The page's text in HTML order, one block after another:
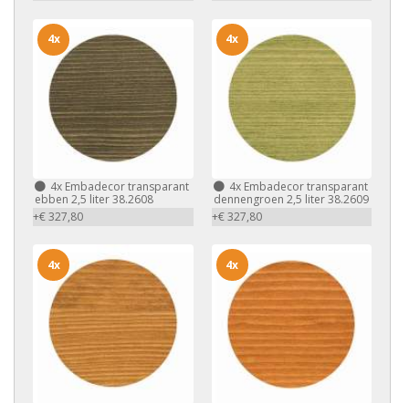
4x Embadecor transparant
ebben 2,5 liter 38.2608
+€ 327,80
4x
4xEmbadecor transparant
dennengroen 2,5 liter 38.2609
+€ 327,80
4x
4x 4x